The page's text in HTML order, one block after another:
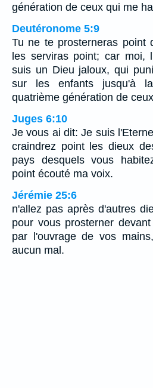
génération de ceux qui me
Deutéronome 5:9
Tu ne te prosterneras point
les serviras point; car moi,
suis un Dieu jaloux, qui
sur les enfants jusqu'à
quatrième génération de
Juges 6:10
Je vous ai dit: Je suis
craindrez point les dieux
pays desquels vous
point écouté ma voix.
Jérémie 25:6
n'allez pas après d'autres
pour vous prosterner
par l'ouvrage de vos
aucun mal.